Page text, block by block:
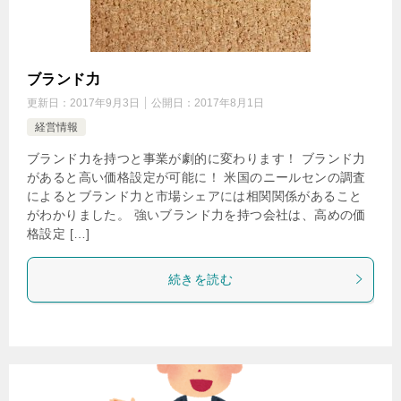
ブランド力
更新日： 2017年9月3日 公開日： 2017年8月1日
経営情報
ブランド力を持つと事業が劇的に変わります！ ブランド力
があると高い価格設定が可能に！ 米国のニールセンの調査
によるとブランド力と市場シェアには相関関係があること
がわかりました。 強いブランド力を持つ会社は、高めの価
格設定 […]
続きを読む